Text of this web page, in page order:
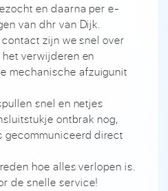
en daarna per e-
van dhr van Dijk.
zijn we snel over
verwijderen en
mechanische afzuigunit
snel en netjes
ontbrak nog,
gecommuniceerd direct
hoe alles verlopen is.
de snelle service!